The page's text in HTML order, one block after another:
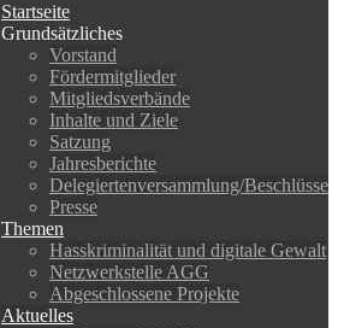
Startseite
Grundsätzliches
Vorstand
Fördermitglieder
Mitgliedsverbände
Inhalte und Ziele
Satzung
Jahresberichte
Delegiertenversammlung/Beschlüsse
Presse
Themen
Hasskriminalität und digitale Gewalt
Netzwerkstelle AGG
Abgeschlossene Projekte
Aktuelles